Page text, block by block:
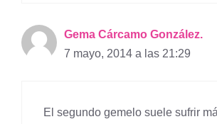
Gema Cárcamo González.
7 mayo, 2014 a las 21:29
El segundo gemelo suele sufrir